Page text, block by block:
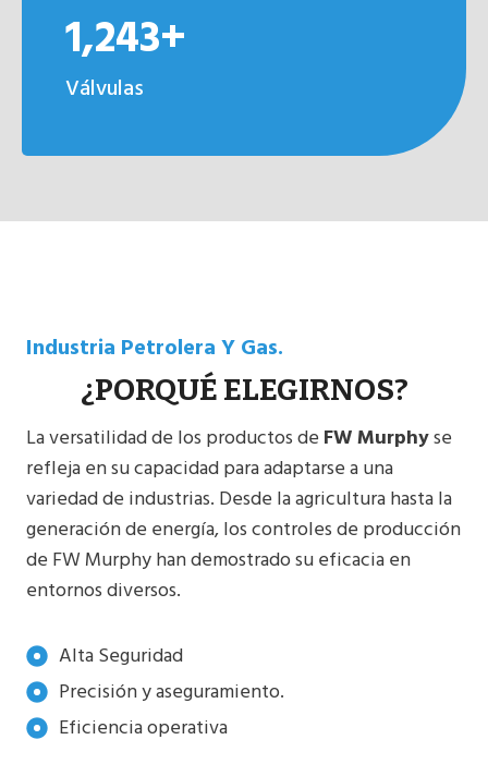
1,243+
Válvulas
Industria Petrolera Y Gas.
¿PORQUÉ ELEGIRNOS?
La versatilidad de los productos de FW Murphyse
refleja en su capacidad para adaptarse a una
variedad de industrias. Desde la agricultura hasta la
generación de energía, los controles de producción
de FW Murphy han demostrado su eficacia en
entornos diversos.
Alta Seguridad
Precisión y aseguramiento.
Eficiencia operativa